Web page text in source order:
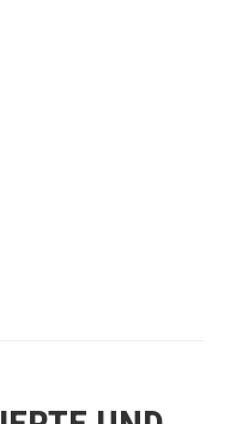
writer. movement-